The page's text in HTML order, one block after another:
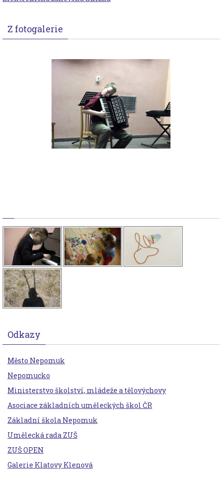
Z fotogalerie
Odkazy
Město Nepomuk
Nepomucko
Ministerstvo školství, mládeže a tělovýchovy
Asociace základních uměleckých škol ČR
Základní škola Nepomuk
Umělecká rada ZUŠ
ZUŠ OPEN
Galerie Klatovy Klenová